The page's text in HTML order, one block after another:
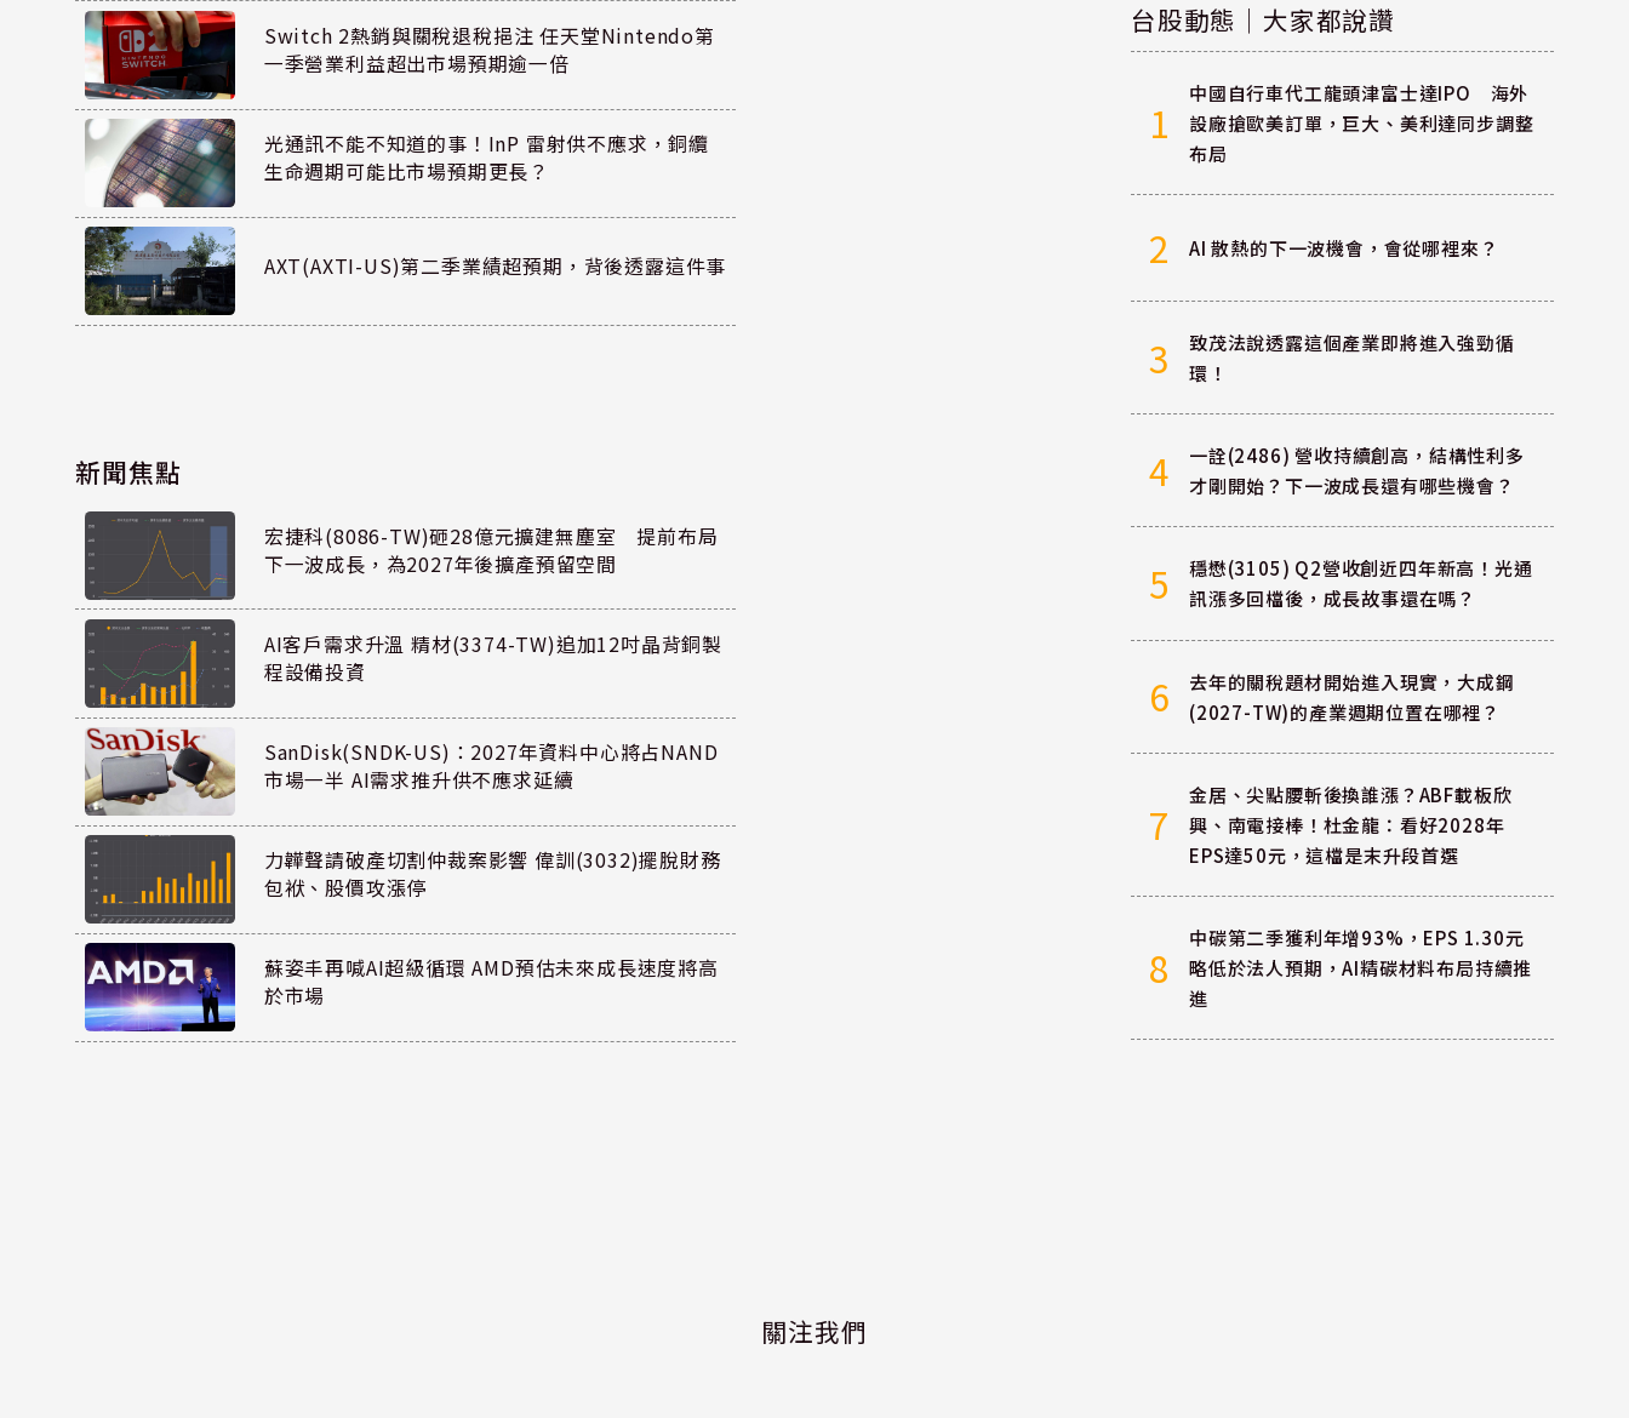
Switch 2熱銷與關稅退稅挹注 任天堂Nintendo第
一季營業利益超出市場預期逾一倍
光通訊不能不知道的事！InP 雷射供不應求，銅纜
生命週期可能比市場預期更長？
AXT(AXTI-US)第二季業績超預期，背後透露這件事
新聞焦點
宏捷科(8086-TW)砸28億元擴建無塵室 提前布局
下一波成長，為2027年後擴產預留空間
AI客戶需求升溫 精材(3374-TW)追加12吋晶背銅製
程設備投資
SanDisk(SNDK-US)：2027年資料中心將占NAND
市場一半 AI需求推升供不應求延續
力韡聲請破產切割仲裁案影響 偉訓(3032)擺脫財務
包袱、股價攻漲停
蘇姿丰再喊AI超級循環 AMD預估未來成長速度將高
於市場
台股動態｜大家都說讚
1
中國自行車代工龍頭津富士達IPO 海外
設廠搶歐美訂單，巨大、美利達同步調整
布局
2 AI 散熱的下一波機會，會從哪裡來？
3
致茂法說透露這個產業即將進入強勁循
環！
4
一詮(2486) 營收持續創高，結構性利多
才剛開始？下一波成長還有哪些機會？
5
穩懋(3105) Q2營收創近四年新高！光通
訊漲多回檔後，成長故事還在嗎？
6
去年的關稅題材開始進入現實，大成鋼
(2027-TW)的產業週期位置在哪裡？
7
金居、尖點腰斬後換誰漲？ABF載板欣
興、南電接棒！杜金龍：看好2028年
EPS達50元，這檔是末升段首選
8
中碳第二季獲利年增93%，EPS 1.30元
略低於法人預期，AI精碳材料布局持續推
進
關注我們